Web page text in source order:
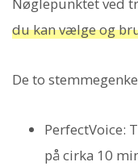
du kan vælge og
De to
PerfectVoice:
på cirka 10